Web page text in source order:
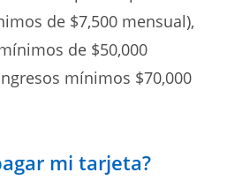
de $7,500 mensual),
de $50,000
mínimos $70,000
mi tarjeta?